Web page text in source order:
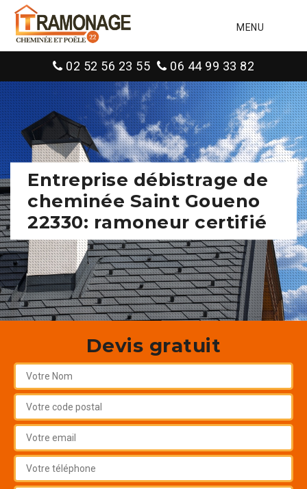
MENU
02 52 56 23 55 06 44 99 33 82
Entreprise débistrage de
cheminée Saint Goueno
22330: ramoneur certifié
Devis gratuit